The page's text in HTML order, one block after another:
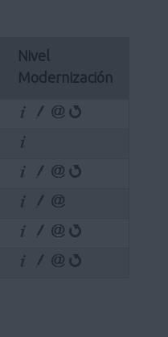
Nivel
Modernización